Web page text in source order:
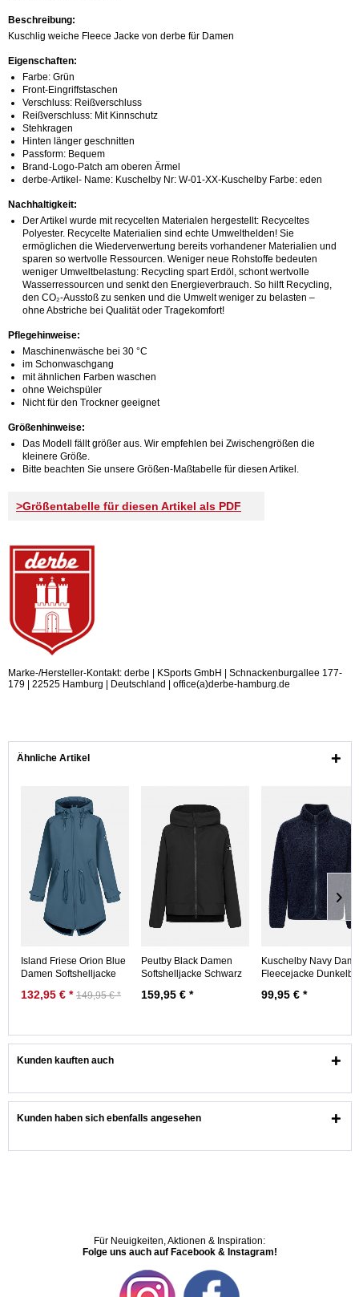
Beschreibung:
Kuschlig weiche Fleece Jacke von derbe für Damen
Eigenschaften:
Farbe: Grün
Front-Eingriffstaschen
Verschluss: Reißverschluss
Reißverschluss: Mit Kinnschutz
Stehkragen
Hinten länger geschnitten
Passform: Bequem
Brand-Logo-Patch am oberen Ärmel
derbe-Artikel- Name: Kuschelby Nr: W-01-XX-Kuschelby Farbe: eden
Nachhaltigkeit:
Der Artikel wurde mit recycelten Materialen hergestellt: Recyceltes
Polyester. Recycelte Materialien sind echte Umwelthelden! Sie
ermöglichen die Wiederverwertung bereits vorhandener Materialien und
sparen so wertvolle Ressourcen. Weniger neue Rohstoffe bedeuten
weniger Umweltbelastung: Recycling spart Erdöl, schont wertvolle
Wasserressourcen und senkt den Energieverbrauch. So hilft Recycling,
den CO₂-Ausstoß zu senken und die Umwelt weniger zu belasten –
ohne Abstriche bei Qualität oder Tragekomfort!
Pflegehinweise:
Maschinenwäsche bei 30 °C
im Schonwaschgang
mit ähnlichen Farben waschen
ohne Weichspüler
Nicht für den Trockner geeignet
Größenhinweise:
Das Modell fällt größer aus. Wir empfehlen bei Zwischengrößen die
kleinere Größe.
Bitte beachten Sie unsere Größen-Maßtabelle für diesen Artikel.
>Größentabelle für diesen Artikel als PDF
Marke-/Hersteller-Kontakt: derbe | KSports GmbH | Schnackenburgallee 177-
179 | 22525 Hamburg | Deutschland | office(a)derbe-hamburg.de
Ähnliche Artikel
Island Friese Orion Blue
Damen Softshelljacke
132,95 € * 149,95 € *
Peutby Black Damen
Softshelljacke Schwarz
159,95 € *
Kuschelby Navy
Fleecejacke
99,95 € *
Kunden kauften auch
Kunden haben sich ebenfalls angesehen
Für Neuigkeiten, Aktionen & Inspiration:
Folge uns auch auf Facebook & Instagram!